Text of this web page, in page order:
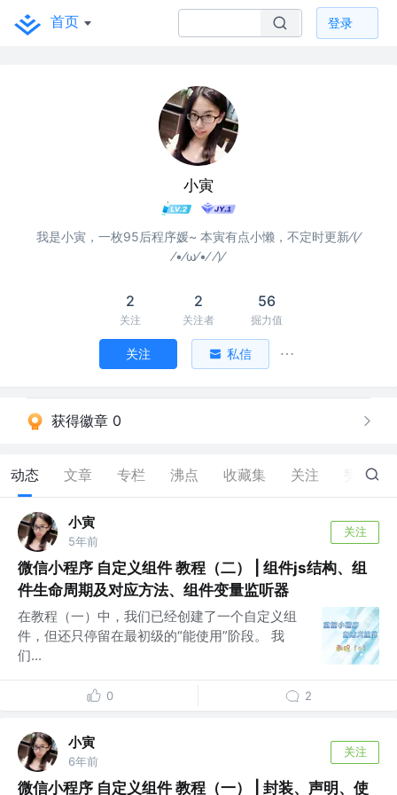
首页 登录
小寅
我是小寅，一枚95后程序媛~ 本寅有点小懒，不定时更新⁄(⁄
⁄•⁄ω⁄•⁄ ⁄)⁄
2
关注
2
关注者
56
掘力值
关注 私信
获得徽章 0
动态 文章 专栏 沸点 收藏集 关注 0
小寅
5年前
关注
微信小程序 自定义组件 教程（二） | 组件js结构、组
件生命周期及对应方法、组件变量监听器
在教程（一）中，我们已经创建了一个自定义组
件，但还只停留在最初级的“能使用”阶段。 我
们...
0 2
小寅
6年前
关注
微信小程序 自定义组件 教程（一） | 封装、声明、使